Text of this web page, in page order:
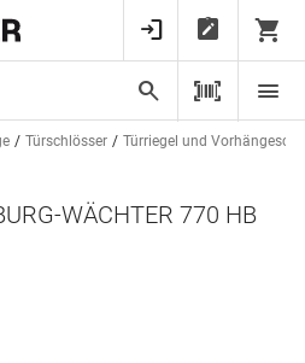
Türschlösser Türriegel und
WÄCHTER 770 HB